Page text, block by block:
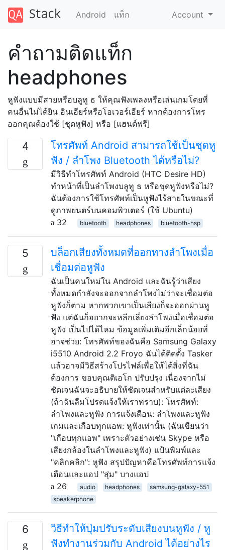
Android แท็ก Account
คำถามติดแท็ก
headphones
หูฟังแบบมีสายหรือบลูทู ธ ให้คุณฟังเพลงหรือเล่นเกมโดยที่
คนอื่นไม่ได้ยิน อินเอียร์หรือโอเวอร์เอียร์ หากต้องการโทร
ออกคุณต้องใช้ [ชุดหูฟัง] หรือ [แฮนด์ฟรี]
4
โทรศัพท์ Android สามารถใช้เป็นชุดหู
ฟัง / ลำโพง Bluetooth ได้หรือไม่?
มีวิธีทำโทรศัพท์ Android (HTC Desire HD)
ทำหน้าที่เป็นลำโพงบลูทู ธ หรือชุดหูฟังหรือไม่?
ฉันต้องการใช้โทรศัพท์เป็นหูฟังไร้สายในขณะที่
ดูภาพยนตร์บนคอมพิวเตอร์ (ใช้ Ubuntu)
32
bluetooth headphones bluetooth-hsp
5
บล็อกเสียงทั้งหมดที่ออกทางลำโพงเมื่อ
เชื่อมต่อหูฟัง
ฉันเป็นคนใหม่ใน Android และฉันรู้ว่าเสียง
ทั้งหมดกำลังจะออกจากลำโพงไม่ว่าจะเชื่อมต่อ
หูฟังก็ตาม หากพวกเขาเป็นเสียงก็จะออกผ่านหู
ฟัง แต่ฉันก็อยากจะหลีกเลี่ยงลำโพงเมื่อเชื่อมต่อ
หูฟัง เป็นไปได้ไหม ข้อมูลเพิ่มเติมอีกเล็กน้อยที่
อาจช่วย: โทรศัพท์ของฉันคือ Samsung Galaxy
i5510 Android 2.2 Froyo ฉันได้ติดตั้ง Tasker
แล้วอาจมีวิธีสร้างโปรไฟล์เพื่อให้ได้สิ่งที่ฉัน
ต้องการ ขอบคุณดิเอโก ปรับปรุง เนื่องจากไม่
ชัดเจนฉันจะอธิบายให้ชัดเจนสำหรับแต่ละเสียง
(ถ้าฉันลืมโปรดแจ้งให้เราทราบ): โทรศัพท์:
ลำโพงและหูฟัง การแจ้งเตือน: ลำโพงและหูฟัง
เกมและเกือบทุกแอพ: หูฟังเท่านั้น (ฉันเขียนว่า
"เกือบทุกแอพ" เพราะตัวอย่างเช่น Skype หรือ
เสียงกล้องในลำโพงและหูฟัง) แป้นพิมพ์และ
"คลิกคลิก": หูฟัง สรุปปัญหาคือโทรศัพท์การแจ้ง
เตือนและแอป "สุ่ม" บางแอป
26
audio headphones
samsung-galaxy-551
speakerphone
6
วิธีทำให้ปุ่มปรับระดับเสียงบนหูฟัง / หู
ฟังทำงานร่วมกับ Android ได้อย่างไร